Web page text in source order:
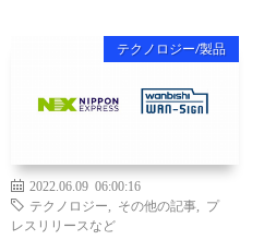
テクノロジー/製品
2022.06.09 06:00:16
テクノロジー
その他の記事
プ
レスリリースなど